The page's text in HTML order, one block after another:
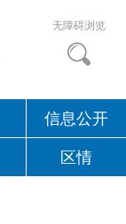
无障碍浏览
信息公开
区情